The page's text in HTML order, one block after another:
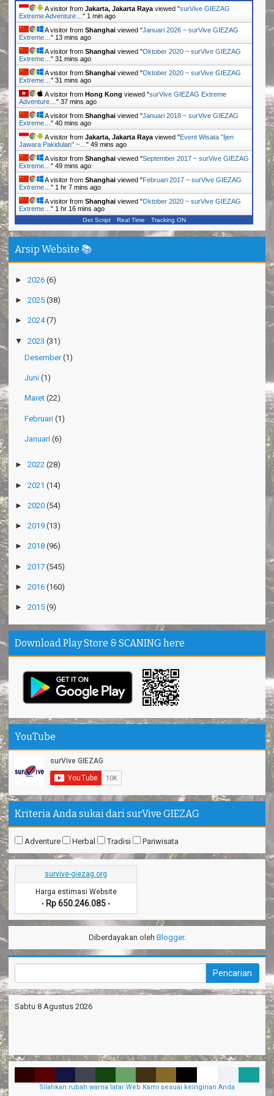
A visitor from Jakarta, Jakarta Raya viewed "surVive GIEZAG
Extreme Adventure… " 1 min ago
A visitor from Shanghai viewed "Januari 2026 ~ surVive GIEZAG
Extreme… " 13 mins ago
A visitor from Shanghai viewed "Oktober 2020 ~ surVive GIEZAG
Extreme… " 31 mins ago
A visitor from Shanghai viewed "Oktober 2020 ~ surVive GIEZAG
Extreme… " 31 mins ago
A visitor from Hong Kong viewed "surVive GIEZAG Extreme
Adventure… " 37 mins ago
A visitor from Shanghai viewed "Januari 2018 ~ surVive GIEZAG
Extreme… " 40 mins ago
A visitor from Jakarta, Jakarta Raya viewed "Event Wisata "Ijen
Jawara Pakidulan" ~… " 49 mins ago
A visitor from Shanghai viewed "September 2017 ~ surVive GIEZAG
Extreme… " 49 mins ago
A visitor from Shanghai viewed "Februari 2017 ~ surVive GIEZAG
Extreme… " 1 hr 7 mins ago
A visitor from Shanghai viewed "Oktober 2020 ~ surVive GIEZAG
Extreme… " 1 hr 16 mins ago
Get Script Real Time Tracking ON
Arsip Website 📚
► 2026 (6)
► 2025 (38)
► 2024(7)
▼ 2023 (31)
Desember(1)
Juni (1)
Maret (22)
Februari (1)
Januari (6)
► 2022 (28)
► 2021 (14)
► 2020 (54)
► 2019 (13)
► 2018 (96)
► 2017 (545)
► 2016 (160)
► 2015 (9)
Download Play Store & SCANING here
YouTube
Kriteria Anda sukai dari surVive GIEZAG
Adventure Herbal Tradisi Pariwisata
survive-giezag.org
Harga estimasi Website
• Rp 650.246.085 •
Diberdayakan oleh Blogger.
Sabtu 8 Agustus 2026
Silahkan rubah warna latar Web Kami sesuai keinginan Anda